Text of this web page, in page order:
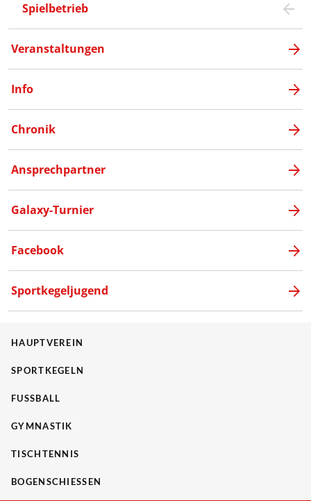
Spielbetrieb
Veranstaltungen
Info
Chronik
Ansprechpartner
Galaxy-Turnier
Facebook
Sportkegeljugend
HAUPTVEREIN
SPORTKEGELN
FUSSBALL
GYMNASTIK
TISCHTENNIS
BOGENSCHIESSEN